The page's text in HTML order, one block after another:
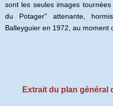
sont les seules images
du Potager" attenante,
Balleyguier en 1972, au moment
Extrait du plan général